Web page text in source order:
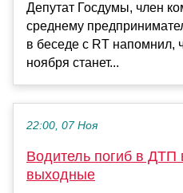
Депутат Госдумы, член
среднему
в беседе с RT напомнил,
ноября станет...
22:00, 07 Ноя
Водитель погиб в ДТП
выходные